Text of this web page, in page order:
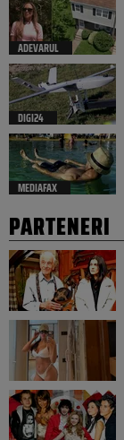
ADEVARUL
DIGI24
MEDIAFAX
PARTENERI